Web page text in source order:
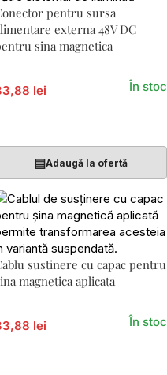
pentru sursa
externa 48V DC
sina magnetica
lei În stoc
▤Adaugă la ofertă
sustinere cu capac pentru
magnetica aplicata
lei În stoc